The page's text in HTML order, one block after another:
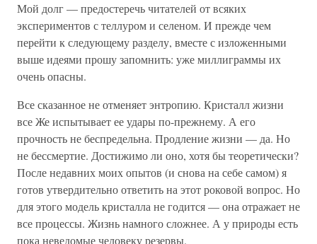
Мой долг — предостеречь читателей от всяких
экспериментов с теллуром и селеном. И прежде чем
перейти к следующему разделу, вместе с изложенными
выше идеями прошу запомнить: уже миллиграммы их
очень опасны.
Все сказанное не отменяет энтропию. Кристалл жизни
все Же испытывает ее удары по-прежнему. А его
прочность не беспредельна. Продление жизни — да. Но
не бессмертие. Достижимо ли оно, хотя бы теоретически?
После недавних моих опытов (и снова на себе самом) я
готов утвердительно ответить на этот роковой вопрос. Но
для этого модель кристалла не годится — она отражает не
все процессы. Жизнь намного сложнее. А у природы есть
пока неведомые человеку резервы.